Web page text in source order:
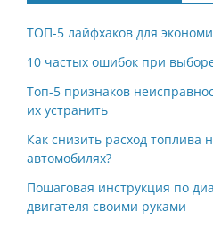
ТОП-5 лайфхаков для
10 частых ошибок при
Топ-5 признаков
их устранить
Как снизить расход топлива
автомобилях?
Пошаговая инструкция по
двигателя своими руками